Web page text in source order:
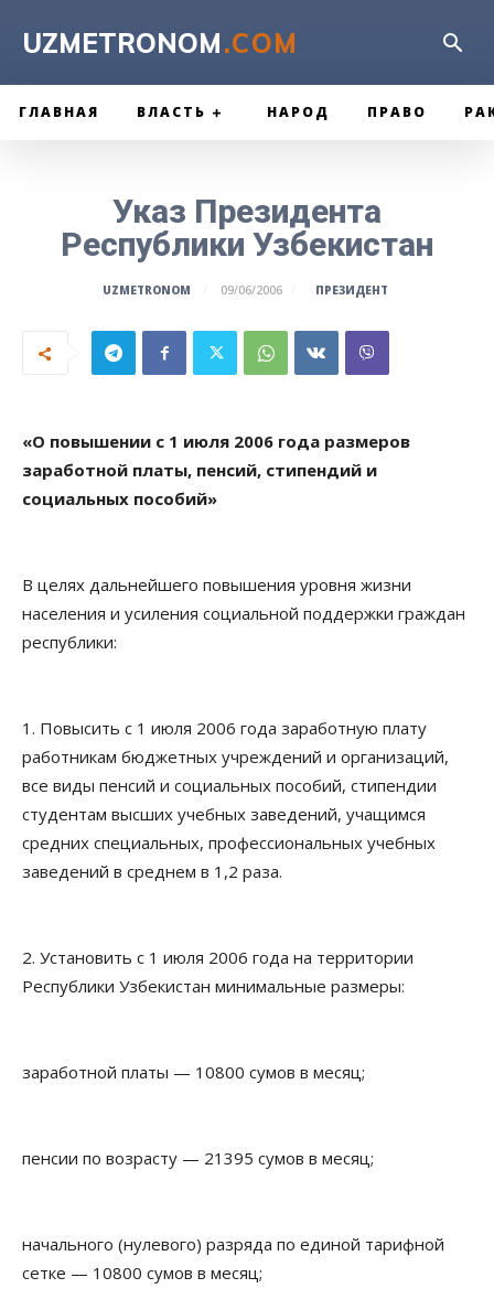
UZMETRONOM.COM
ГЛАВНАЯ ВЛАСТЬ НАРОД ПРАВО
Указ Президента
Республики Узбекистан
UZMETRONOM 09/06/2006 ПРЕЗИДЕНТ
«О повышении с 1 июля 2006 года размеров
заработной платы, пенсий, стипендий и
социальных пособий»
В целях дальнейшего повышения уровня жизни
населения и усиления социальной поддержки граждан
республики:
1. Повысить с 1 июля 2006 года заработную плату
работникам бюджетных учреждений и организаций,
все виды пенсий и социальных пособий, стипендии
студентам высших учебных заведений, учащимся
средних специальных, профессиональных учебных
заведений в среднем в 1,2 раза.
2. Установить с 1 июля 2006 года на территории
Республики Узбекистан минимальные размеры:
заработной платы — 10800 сумов в месяц;
пенсии по возрасту — 21395 сумов в месяц;
начального (нулевого) разряда по единой тарифной
сетке — 10800 сумов в месяц;